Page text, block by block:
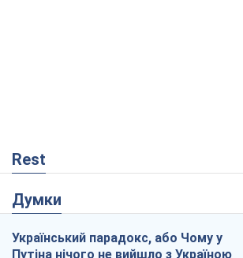
Rest
Думки
Український парадокс, або Чому у
Путіна нічого не вийшло з Україною